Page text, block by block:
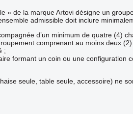
» de la marque Artovi désigne un
admissible doit inclure
d’un minimum de quatre (4)
comprenant au moins deux
;
formant un coin ou une configuration
seule, table seule, accessoire) ne